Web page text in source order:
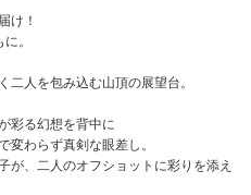
ル同好会
け！
。
二人を包み込む山頂の展望台。
彩る幻想を背中に
変わらず真剣な眼差し。
が、二人のオフショットに彩りを添え